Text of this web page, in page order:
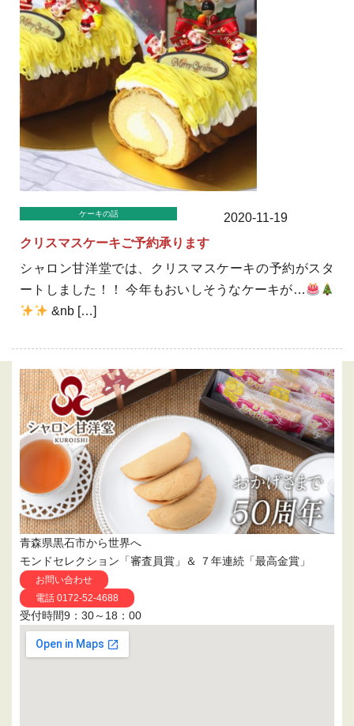
ケーキの話
2020-11-19
クリスマスケーキご予約承ります
シャロン甘洋堂では、クリスマスケーキの予約がスタ
ートしました！！ 今年もおいしそうなケーキが…
&nb […]
青森県黒石市から世界へ
モンドセレクション「審査員賞」＆ ７年連続「最高金賞」
お問い合わせ
電話 0172-52-4688
受付時間9：30～18：00